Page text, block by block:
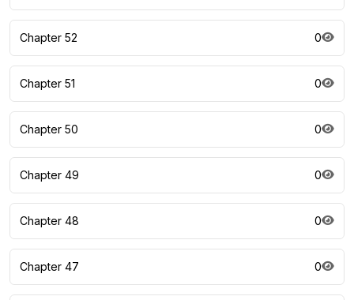
Chapter 52 0
Chapter 51 0
Chapter 50 0
Chapter 49 0
Chapter 48 0
Chapter 47 0